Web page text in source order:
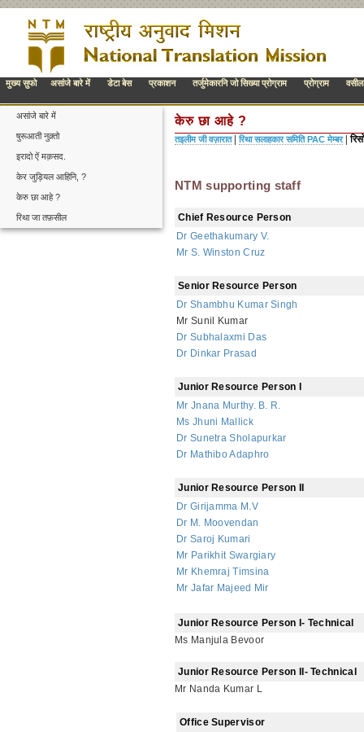
मुख्य सुफो असांजे बारे में डेटा बेस प्रकाशन तर्जुमेकारनि जो सिख्या प्रोग्राम प्रोग्राम वसीला
असांजे बारे में
षुरूआती नुक़्तो
इरादो ऐं मक़सद.
केर जुड़ियल आहिनि, ?
केरु छा आहे ?
रिथा जा तफ़सील
केरु छा आहे ?
तइलीम जी वज़ारात| रिथा सलाहकार समिति PAC मेम्बर|
NTM supporting staff
Chief Resource Person
Dr Geethakumary V.
Mr S. Winston Cruz
Senior Resource Person
Dr Shambhu Kumar Singh
Mr Sunil Kumar
Dr Subhalaxmi Das
Dr Dinkar Prasad
Junior Resource Person I
Mr Jnana Murthy. B. R.
Ms Jhuni Mallick
Dr Sunetra Sholapurkar
Dr Mathibo Adaphro
Junior Resource Person II
Dr Girijamma M.V
Dr M. Moovendan
Dr Saroj Kumari
Mr Parikhit Swargiary
Mr Khemraj Timsina
Mr Jafar Majeed Mir
Junior Resource Person I- Technical
Ms Manjula Bevoor
Junior Resource Person II- Technical
Mr Nanda Kumar L
Office Supervisor